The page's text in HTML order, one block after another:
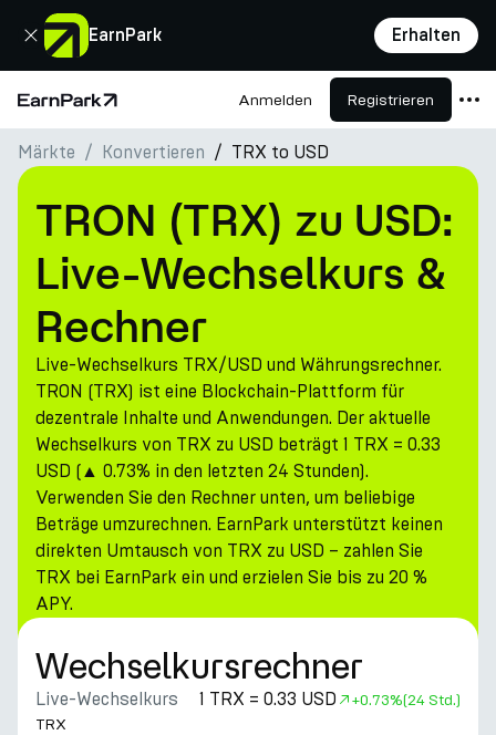
EarnPark Erhalten
Schließen
Startseite Anmelden Registrieren
Produkte
Märkte
Rechner
PARK Token
Ressourcen
Unternehmen
Märkte Konvertieren TRX to USD
TRON (TRX) zu USD:
Live-Wechselkurs &
Rechner
Live-Wechselkurs TRX/USD und Währungsrechner.
TRON (TRX) ist eine Blockchain-Plattform für
dezentrale Inhalte und Anwendungen. Der aktuelle
Wechselkurs von TRX zu USD beträgt 1 TRX = 0.33
USD (▲ 0.73% in den letzten 24 Stunden).
Verwenden Sie den Rechner unten, um beliebige
Beträge umzurechnen. EarnPark unterstützt keinen
direkten Umtausch von TRX zu USD – zahlen Sie
TRX bei EarnPark ein und erzielen Sie bis zu 20 %
APY.
Wechselkursrechner
Live-Wechselkurs 1 TRX = 0.33 USD +0.73%(24 Std.)
TRX